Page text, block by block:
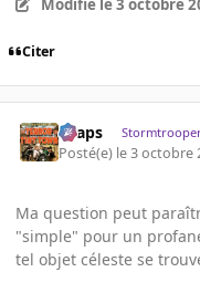
Modifié le 3 octobre
Citer
chaps
Posté(e) le 3 octobre
Ma question peut
"simple" pour un
tel objet céleste se